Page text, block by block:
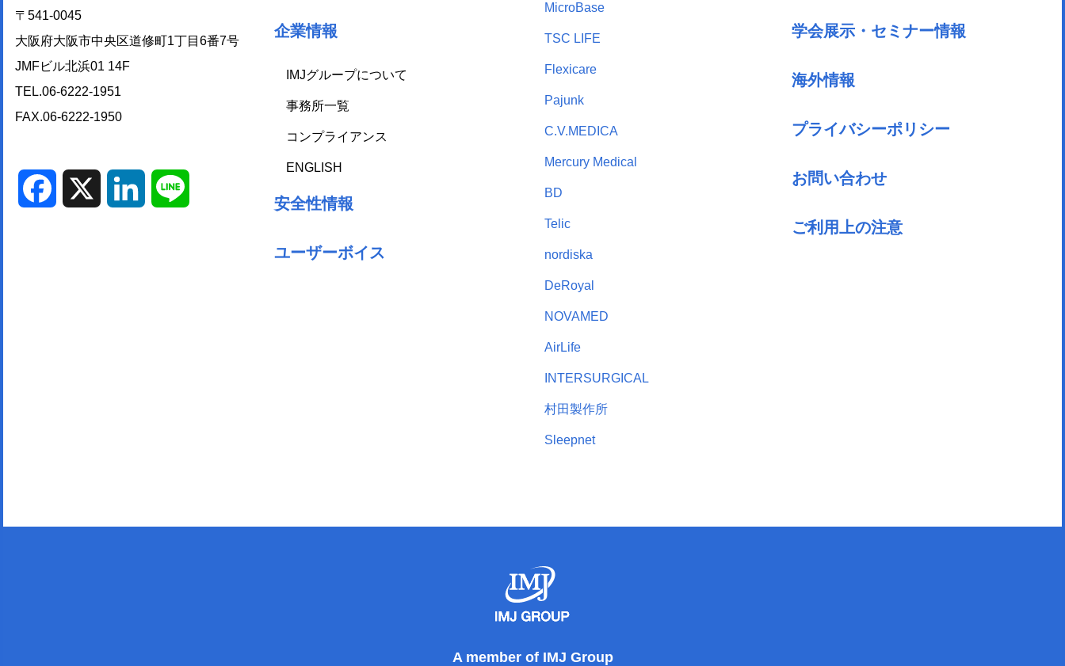
〒541-0045
大阪府大阪市中央区道修町1丁目6番7号
JMFビル北浜01 14F
TEL.06-6222-1951
FAX.06-6222-1950
Facebook LinkedIn
企業情報
IMJグループについて
事務所一覧
コンプライアンス
ENGLISH
安全性情報
ユーザーボイス
MicroBase
TSC LIFE
Flexicare
Pajunk
C.V.MEDICA
Mercury Medical
BD
Telic
nordiska
DeRoyal
NOVAMED
AirLife
INTERSURGICAL
村田製作所
Sleepnet
学会展示・セミナー情報
海外情報
プライバシーポリシー
お問い合わせ
ご利用上の注意
A member of IMJ Group